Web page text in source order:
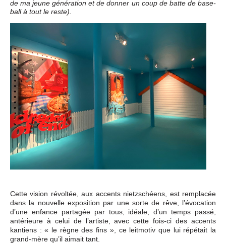
de ma jeune génération et de donner un coup de batte de base-
ball à tout le reste).
Cette vision révoltée, aux accents nietzschéens, est remplacée
dans la nouvelle exposition par une sorte de rêve, l’évocation
d’une enfance partagée par tous, idéale, d’un temps passé,
antérieure à celui de l’artiste, avec cette fois-ci des accents
kantiens : « le règne des fins », ce leitmotiv que lui répétait la
grand-mère qu’il aimait tant.